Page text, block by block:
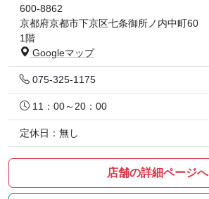
600-8862
京都府京都市下京区七条御所ノ内中町60
1階
Googleマップ
075-325-1175
11：00～20：00
定休日：無し
店舗の詳細ページへ